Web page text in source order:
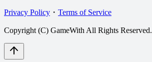
Privacy Policy ・ Terms of Service
Copyright (C) GameWith All Rights Reserved.